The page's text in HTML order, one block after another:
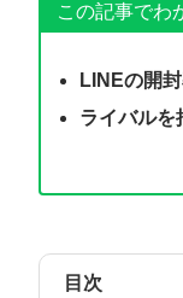
この記事でわ
LINEの開
ライバルを
目次